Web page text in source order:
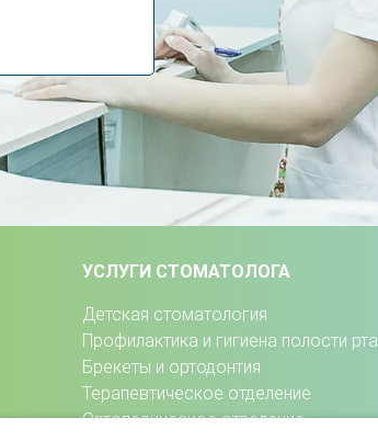
УСЛУГИ СТОМАТОЛОГА
Детская стоматология
Профилактика и гигиена полости рта
Брекеты и ортодонтия
Терапевтическое отделение
Ортопедическое отделение